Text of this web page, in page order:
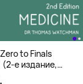
to Finals
(2-е издание,
Dr. Thomas